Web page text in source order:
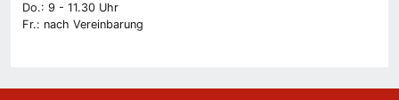
Do.: 9 - 11.30 Uhr
Fr.: nach Vereinbarung